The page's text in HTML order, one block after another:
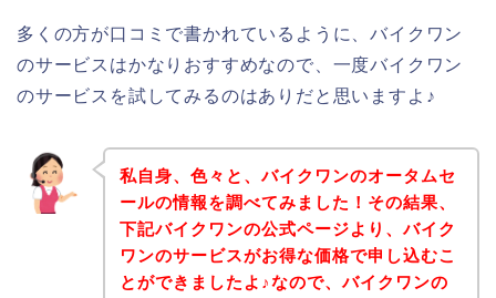
多くの方が口コミで書かれているように、バイクワン
のサービスはかなりおすすめなので、一度バイクワン
のサービスを試してみるのはありだと思いますよ♪
私自身、色々と、バイクワンのオータムセ
ールの情報を調べてみました！その結果、
下記バイクワンの公式ページより、バイク
ワンのサービスがお得な価格で申し込むこ
とができましたよ♪なので、バイクワンの